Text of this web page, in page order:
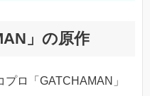
」の原作
ロ「GATCHAMAN」